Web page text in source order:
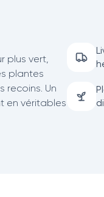
plus vert,
plantes
recoins. Un
en véritables